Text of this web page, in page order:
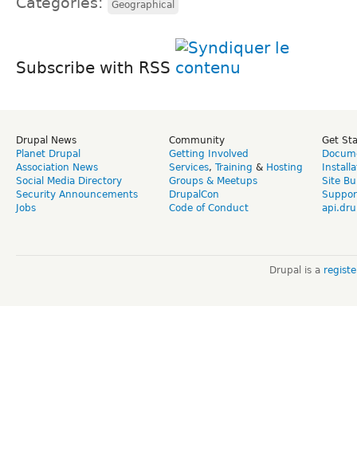
Geographical
Subscribe with RSS
Drupal News
Planet Drupal
Association News
Social Media Directory
Security Announcements
Jobs
Community
Getting Involved
Services, Training & Hosting
Groups & Meetups
DrupalCon
Code of Conduct
Get
Site
Drupal is a